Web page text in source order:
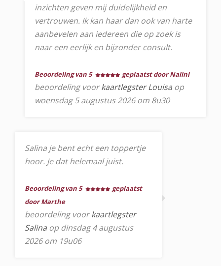
inzichten geven mij duidelijkheid en
vertrouwen. Ik kan haar dan ook van harte
aanbevelen aan iedereen die op zoek is
naar een eerlijk en bijzonder consult.
Beoordeling van 5 geplaatst door Nalini
beoordeling voorkaartlegster Louisa op
woensdag 5 augustus 2026 om 8u30
Salina je bent echt een toppertje
hoor. Je dat helemaal juist.
Beoordeling van 5
geplaatst
door Marthe
beoordeling voorkaartlegster
Salina op dinsdag 4 augustus
2026 om 19u06